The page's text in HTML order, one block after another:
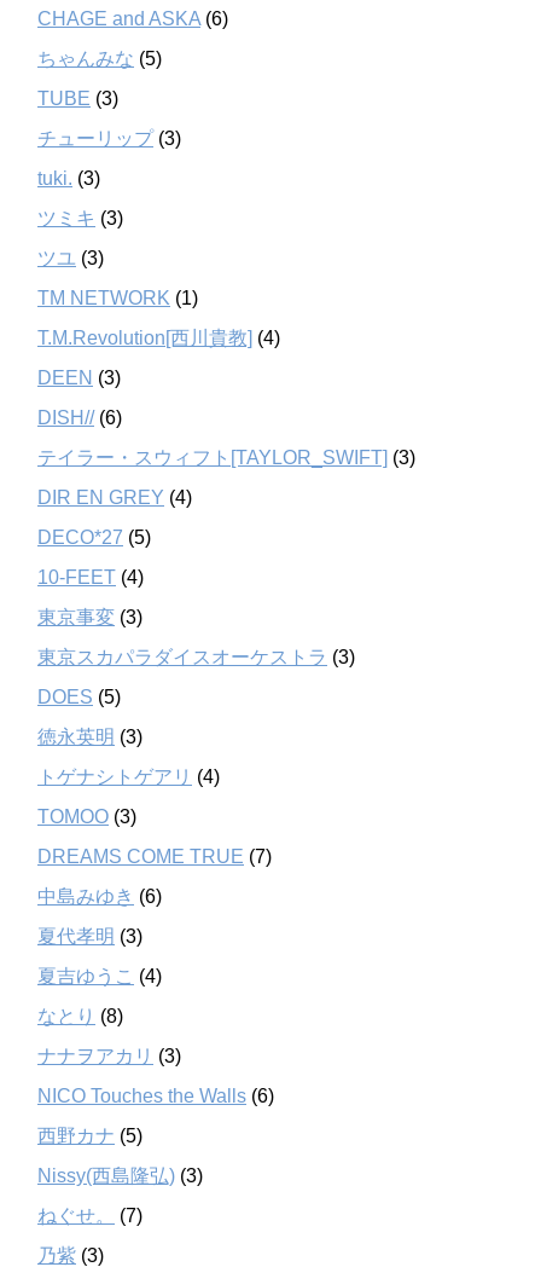
CHAGE and ASKA (6)
ちゃんみな (5)
TUBE (3)
チューリップ(3)
tuki. (3)
ツミキ (3)
ツユ (3)
TM NETWORK (1)
T.M.Revolution[西川貴教] (4)
DEEN (3)
DISH//(6)
テイラー・スウィフト[TAYLOR_SWIFT] (3)
DIR EN GREY (4)
DECO*27 (5)
10-FEET (4)
東京事変 (3)
東京スカパラダイスオーケストラ (3)
DOES (5)
徳永英明 (3)
トゲナシトゲアリ (4)
TOMOO (3)
DREAMS COME TRUE (7)
中島みゆき (6)
夏代孝明 (3)
夏吉ゆうこ (4)
なとり (8)
ナナヲアカリ (3)
NICO Touches the Walls (6)
西野カナ (5)
Nissy(西島隆弘) (3)
ねぐせ。
(7)
乃紫 (3)